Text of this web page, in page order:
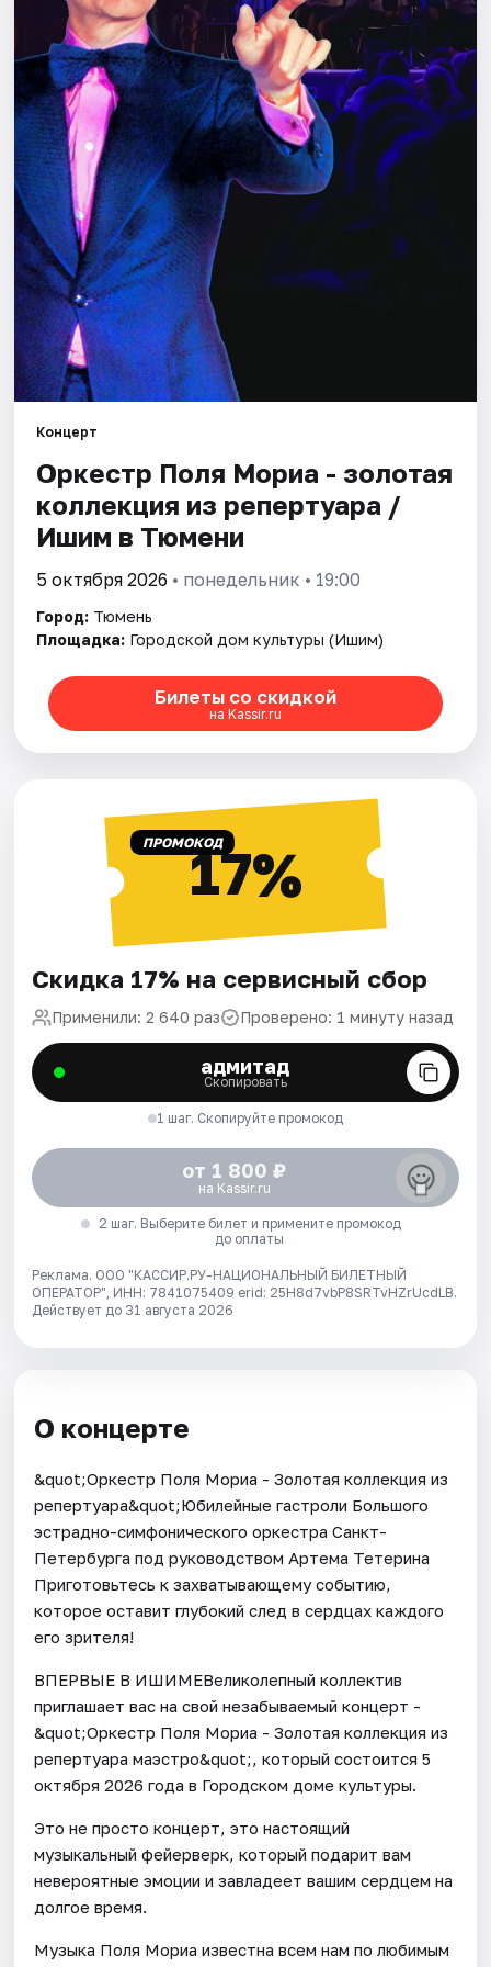
Города
Площадки
Артисты
Рейтинги
Концерт
Оркестр Поля Мориа - золотая
коллекция из репертуара /
Ишим в Тюмени
5 октября 2026 • понедельник • 19:00
Город: Тюмень
Площадка: Городской дом культуры (Ишим)
Билеты со скидкой
на Kassir.ru
ПРОМОКОД17%
Скидка 17% на сервисный сбор
Применили: 2 640 раз Проверено: 1 минуту назад
адмитад
Скопировать
1 шаг. Скопируйте промокод
от 1 800 ₽
на Kassir.ru
2 шаг. Выберите билет и примените промокод
до оплаты
Реклама. ООО "КАССИР.РУ-НАЦИОНАЛЬНЫЙ БИЛЕТНЫЙ
ОПЕРАТОР", ИНН: 7841075409 erid: 25H8d7vbP8SRTvHZrUcdLB.
Действует до 31 августа 2026
О концерте
&quot;Оркестр Поля Мориа - Золотая коллекция из
репертуара&quot;Юбилейные гастроли Большого
эстрадно-симфонического оркестра Санкт-
Петербурга под руководством Артема Тетерина
Приготовьтесь к захватывающему событию,
которое оставит глубокий след в сердцах каждого
его зрителя!
ВПЕРВЫЕ В ИШИМЕВеликолепный коллектив
приглашает вас на свой незабываемый концерт -
&quot;Оркестр Поля Мориа - Золотая коллекция из
репертуара маэстро&quot;, который состоится 5
октября 2026 года в Городском доме культуры.
Это не просто концерт, это настоящий
музыкальный фейерверк, который подарит вам
невероятные эмоции и завладеет вашим сердцем на
долгое время.
Музыка Поля Мориа известна всем нам по любимым